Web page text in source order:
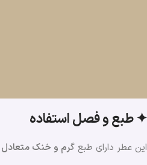
✦ طبع و فصل استفاده
این عطر دارای طبع گرم و خنک متعادل